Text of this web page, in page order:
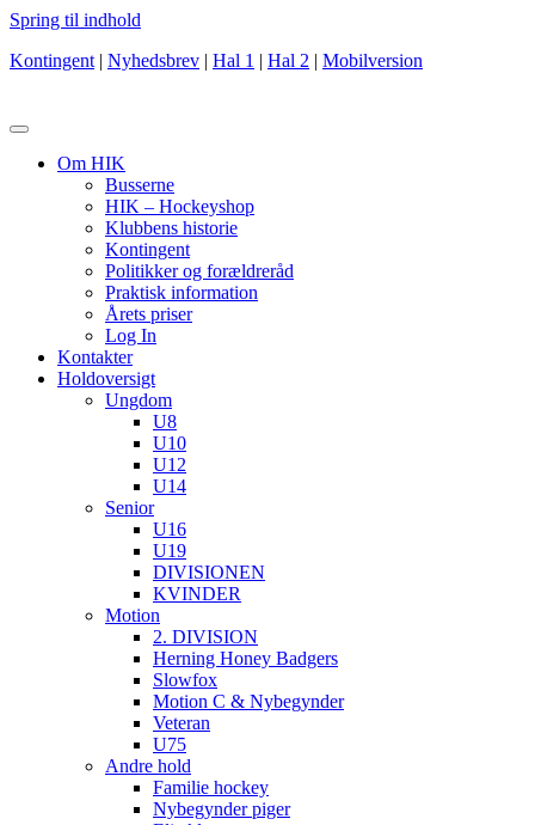
Spring til indhold
Kontingent | Nyhedsbrev | Hal 1 | Hal 2 | Mobilversion
Om HIK
Busserne
HIK – Hockeyshop
Klubbens historie
Kontingent
Politikker og forældreråd
Praktisk information
Årets priser
Log In
Kontakter
Holdoversigt
Ungdom
U8
U10
U12
U14
Senior
U16
U19
DIVISIONEN
KVINDER
Motion
2. DIVISION
Herning Honey Badgers
Slowfox
Motion C & Nybegynder
Veteran
U75
Andre hold
Familie hockey
Nybegynder piger